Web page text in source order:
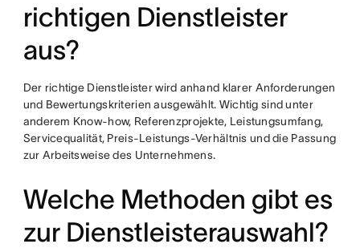
richtigen Dienstleister
aus?
Der richtige Dienstleister wird anhand klarer Anforderungen
und Bewertungskriterien ausgewählt. Wichtig sind unter
anderem Know-how, Referenzprojekte, Leistungsumfang,
Servicequalität, Preis-Leistungs-Verhältnis und die Passung
zur Arbeitsweise des Unternehmens.
Welche Methoden gibt es
zur Dienstleisterauswahl?